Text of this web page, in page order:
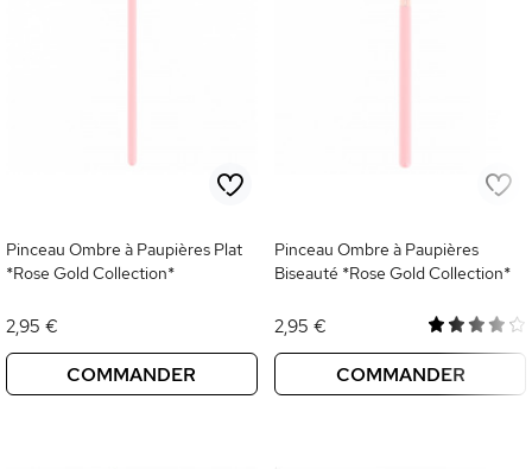
Pinceau Ombre à Paupières Plat
*Rose Gold Collection*
2,95 €
COMMANDER
Pinceau Ombre à Paupières
Biseauté *Rose Gold Collection*
2,95 €
COMMANDER